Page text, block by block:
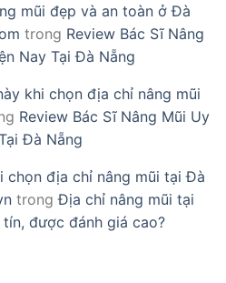
mũi đẹp và an toàn ở Đà
trong Review Bác Sĩ Nâng
Nay Tại Đà Nẵng
khi chọn địa chỉ nâng mũi
Review Bác Sĩ Nâng Mũi Uy
Đà Nẵng
chọn địa chỉ nâng mũi tại Đà
trongĐịa chỉ nâng mũi tại
được đánh giá cao?